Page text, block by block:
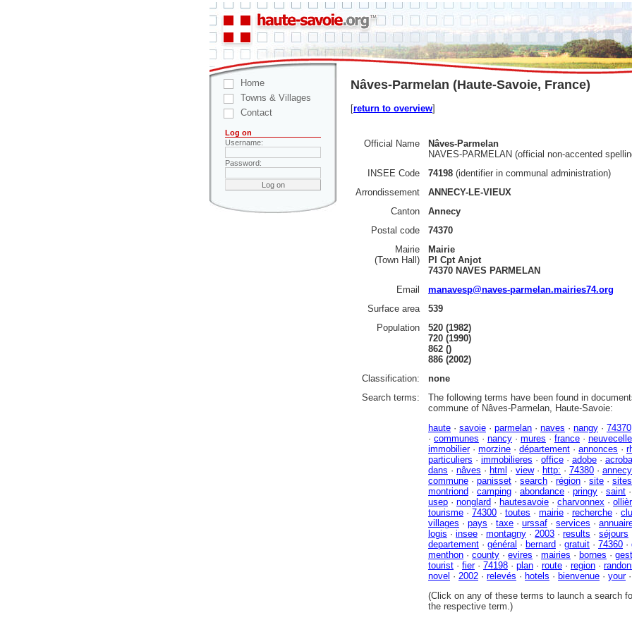
Home
Towns & Villages
Contact
Log on
Username:
Password:
Nâves-Parmelan (Haute-Savoie, France)
[return to overview]
Official Name
Nâves-Parmelan
NAVES-PARMELAN (official non-accented
INSEE Code
74198 (identifier in communal administration)
Arrondissement
ANNECY-LE-VIEUX
Canton
Annecy
Postal code
74370
Mairie
(Town Hall)
Mairie
Pl Cpt Anjot
74370 NAVES PARMELAN
Email
manavesp@naves-parmelan.mairies74.org
Surface area
539
Population
520 (1982)
720 (1990)
862 ()
886 (2002)
Classification:
none
Search terms:
The following terms have been found in
commune of Nâves-Parmelan, Haute-Savoie:
haute · savoie · parmelan · naves · nangy · 74370
· communes · nancy · mures · france · neuvecelle
immobilier· morzine · département · annonces ·
particuliers · immobilieres · office · adobe ·
dans · nâves · html · view· http: · 74380 · annecy
commune · panisset · search · région · site · sites
montriond · camping · abondance · pringy · saint
usep · nonglard · hautesavoie · charvonnex ·
tourisme · 74300 · toutes · mairie · recherche ·
villages · pays · taxe · urssaf · services ·
logis · insee · montagny · 2003 · results · séjours
departement · général · bernard · gratuit · 74360 ·
menthon · county · evires · mairies · bornes ·
tourist · fier· 74198 · plan · route · region ·
novel · 2002 · relevés · hotels · bienvenue · your
(Click on any of these terms to launch a search
the respective term.)